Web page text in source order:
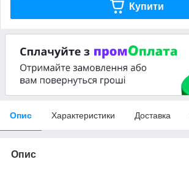
Купити
Опис Характеристики Доставка
Опис